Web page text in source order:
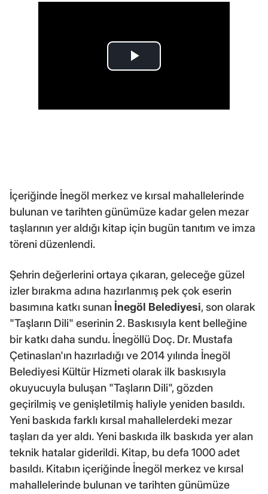
İçeriğinde İnegöl merkez ve kırsal mahallelerinde
bulunan ve tarihten günümüze kadar gelen mezar
taşlarının yer aldığı kitap için bugün tanıtım ve imza
töreni düzenlendi.
Şehrin değerlerini ortaya çıkaran, geleceğe güzel
izler bırakma adına hazırlanmış pek çok eserin
basımına katkı sunan İnegöl Belediyesi, son olarak
"Taşların Dili" eserinin 2. Baskısıyla kent belleğine
bir katkı daha sundu. İnegöllü Doç. Dr. Mustafa
Çetinaslan'ın hazırladığı ve 2014 yılında İnegöl
Belediyesi Kültür Hizmeti olarak ilk baskısıyla
okuyucuyla buluşan "Taşların Dili", gözden
geçirilmiş ve genişletilmiş haliyle yeniden basıldı.
Yeni baskıda farklı kırsal mahallelerdeki mezar
taşları da yer aldı. Yeni baskıda ilk baskıda yer alan
teknik hatalar giderildi. Kitap, bu defa 1000 adet
basıldı. Kitabın içeriğinde İnegöl merkez ve kırsal
mahallelerinde bulunan ve tarihten günümüze